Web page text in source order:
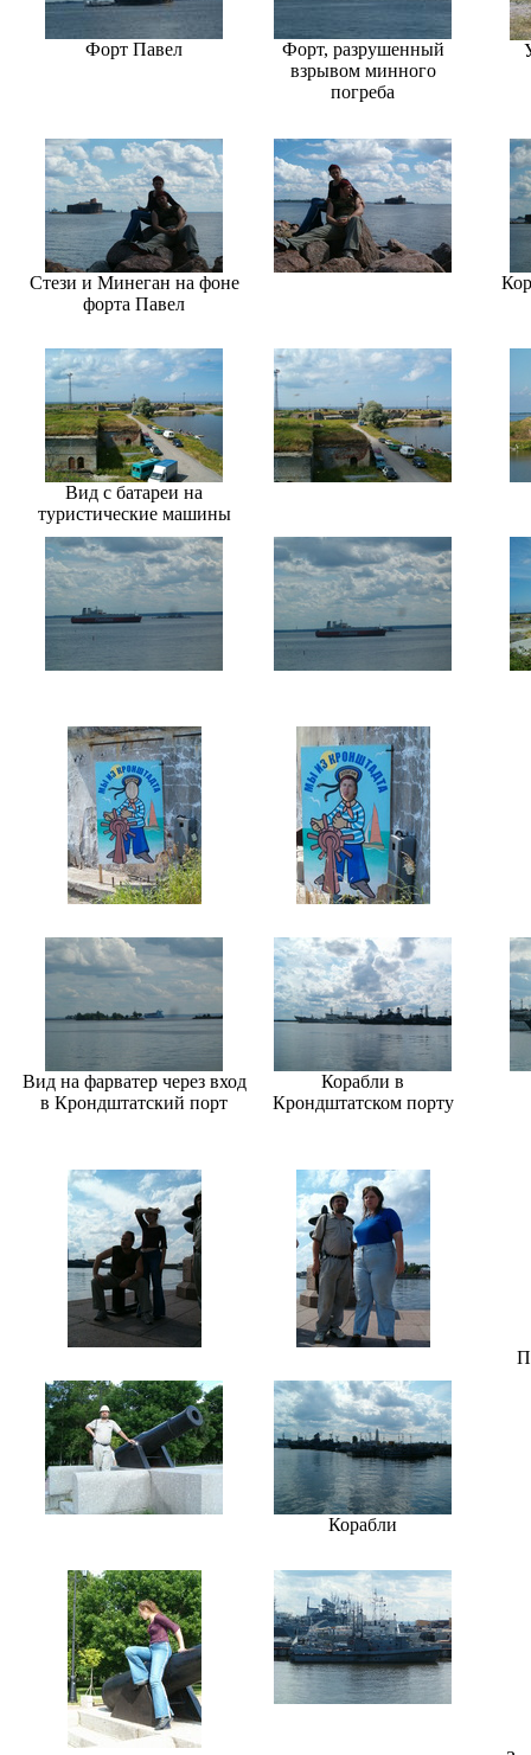
Форт Павел
Форт, разрушенный
взрывом минного
погреба
Стези и Минеган на фоне
форта Павел
Вид с батареи на
туристические машины
Вид на фарватер через вход
в Крондштатский порт
Корабли в
Крондштатском порту
Корабли